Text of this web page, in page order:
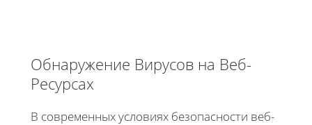
Обнаружение Вирусов на Веб-
Ресурсах
В современных условиях безопасности веб-